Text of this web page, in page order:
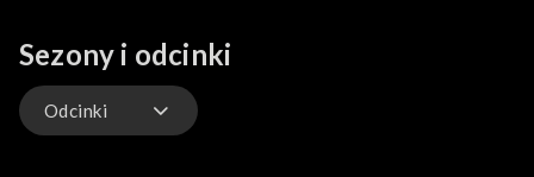
Sezony i odcinki
Odcinki